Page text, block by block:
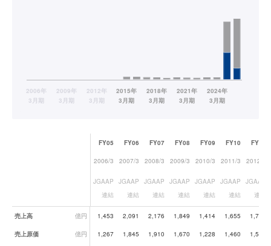
業績データ一覧
FY05 FY06 FY07 FY08 FY09 FY10 FY11
2006/3 2007/3 2008/3 2009/3 2010/3 2011/3 2012/3
JGAAP
連結
JGAAP
連結
JGAAP
連結
JGAAP
連結
JGAAP
連結
JGAAP
連結
JGAAP
連結
売上高 億円 1,453 2,091 2,176 1,849 1,414 1,655 1,718
売上原価 億円 1,267 1,845 1,910 1,670 1,228 1,460 1,525